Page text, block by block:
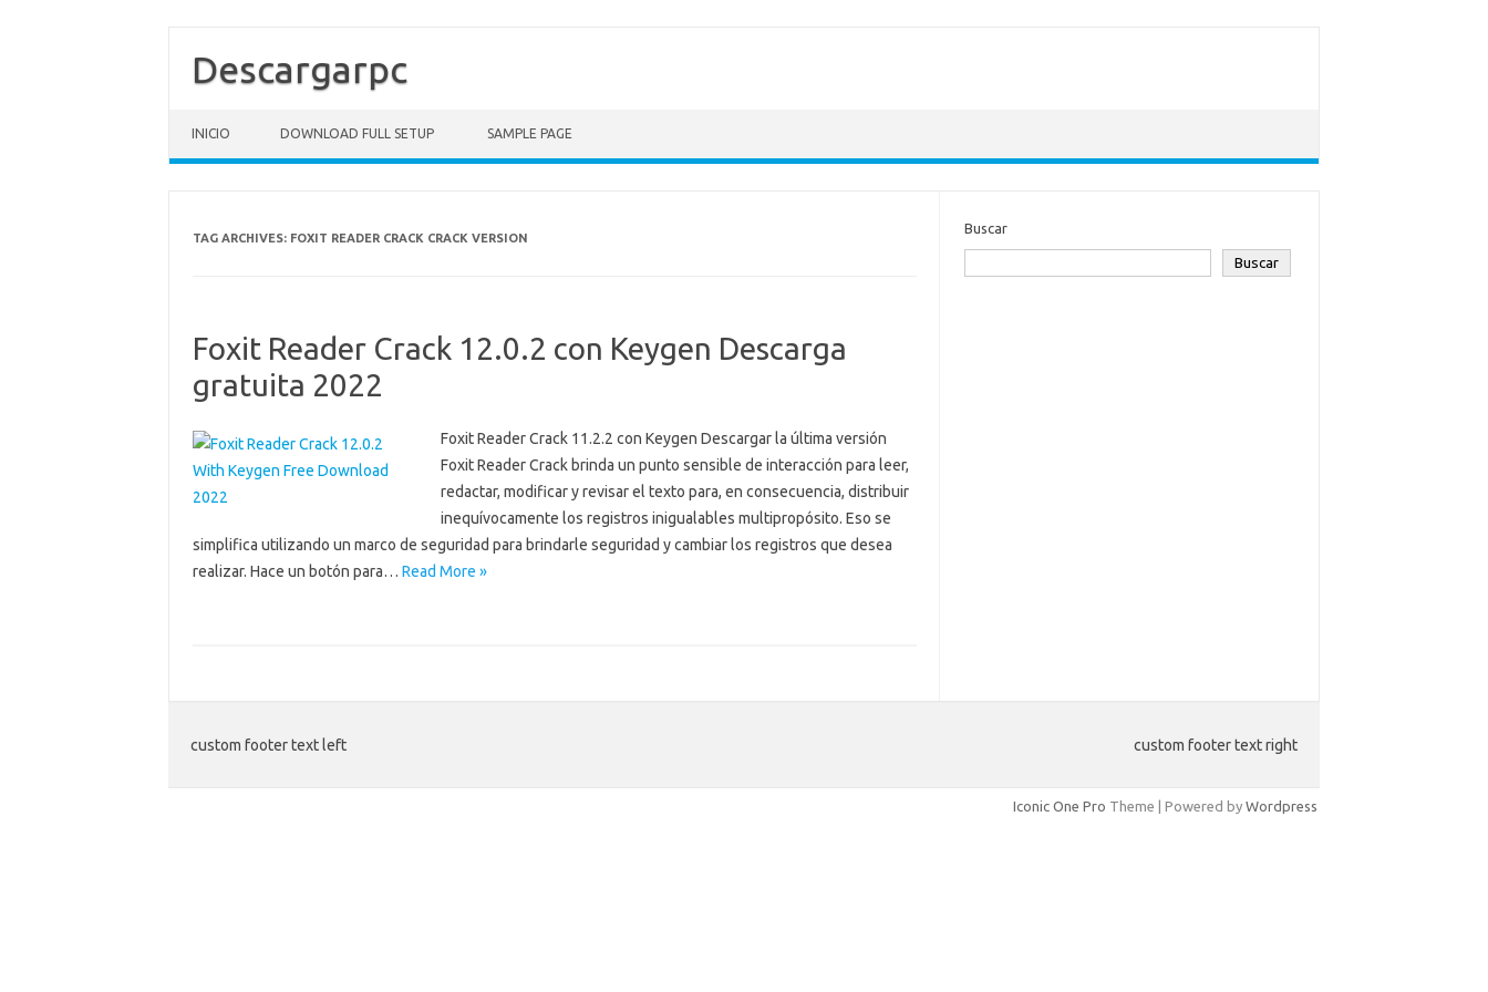
Descargarpc
INICIO DOWNLOAD FULL SETUP SAMPLE PAGE
TAG ARCHIVES: FOXIT READER CRACK CRACK VERSION
Foxit Reader Crack 12.0.2 con Keygen Descarga
gratuita 2022
Foxit Reader Crack 11.2.2 con Keygen Descargar la última versión
Foxit Reader Crack brinda un punto sensible de interacción para leer,
redactar, modificar y revisar el texto para, en consecuencia, distribuir
inequívocamente los registros inigualables multipropósito. Eso se
simplifica utilizando un marco de seguridad para brindarle seguridad y cambiar los registros que desea
realizar. Hace un botón para… Read More »
Buscar
Buscar
custom footer text left custom footer text right
Iconic One Pro Theme | Powered by Wordpress